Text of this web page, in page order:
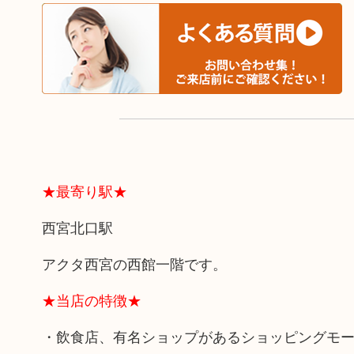
★最寄り駅★
西宮北口駅
アクタ西宮の西館一階です。
★当店の特徴★
・飲食店、有名ショップがあるショッピングモ